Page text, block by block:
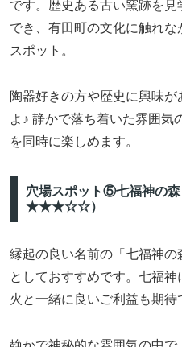
です。歴史ある古い窯跡を
でき、有田町の文化に触れ
スポット。
陶器好きの方や歴史に興味
よ♪ 静かで落ち着いた雰囲気
を同時に楽しめます。
穴場スポット⑤七福神の森
★★★☆☆）
縁起の良い名前の「七福神の
としておすすめです。七福
火と一緒に良いご利益も期待